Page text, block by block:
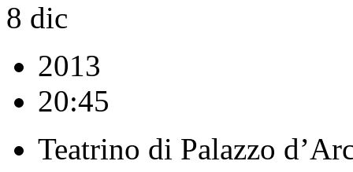
8 dic
2013
20:45
Teatrino di Palazzo